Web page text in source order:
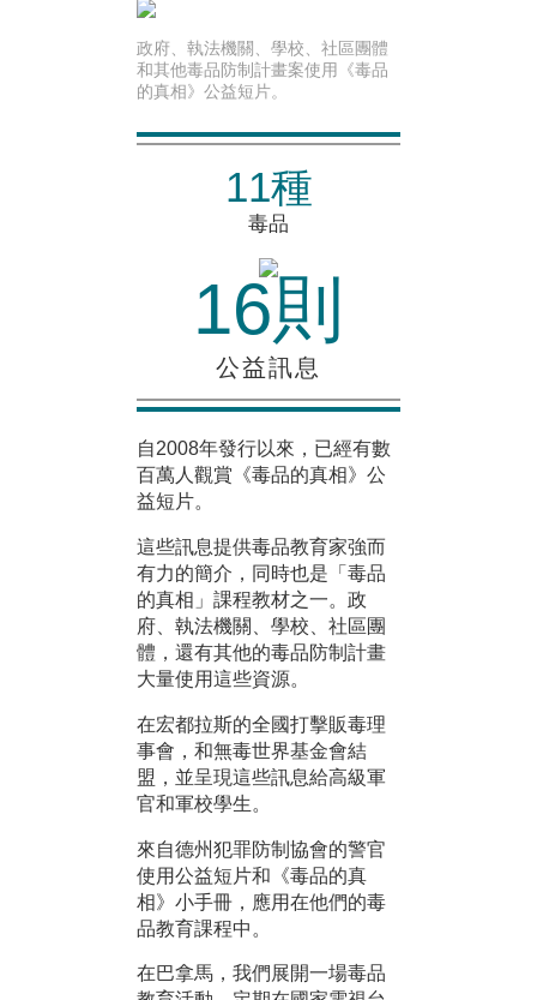
政府、執法機關、學校、社區團體
和其他毒品防制計畫案使用《毒品
的真相》公益短片。
11種
毒品
16則
公益訊息
自2008年發行以來，已經有數
百萬人觀賞《毒品的真相》公
益短片。
這些訊息提供毒品教育家強而
有力的簡介，同時也是「毒品
的真相」課程教材之一。政
府、執法機關、學校、社區團
體，還有其他的毒品防制計畫
大量使用這些資源。
在宏都拉斯的全國打擊販毒理
事會，和無毒世界基金會結
盟，並呈現這些訊息給高級軍
官和軍校學生。
來自德州犯罪防制協會的警官
使用公益短片和《毒品的真
相》小手冊，應用在他們的毒
品教育課程中。
在巴拿馬，我們展開一場毒品